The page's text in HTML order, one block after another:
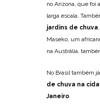
no Arizona, que foi
larga escala.
jardins de chuva
Maseko, um
na Austrália,
No Brasil também
de chuva na
Janeiro.